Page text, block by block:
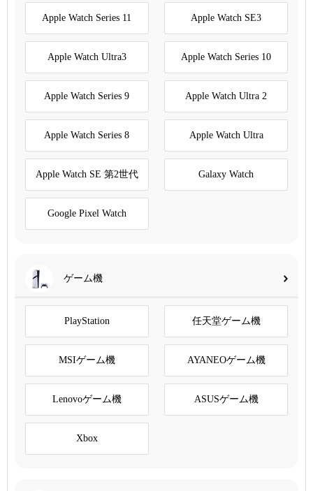
Apple Watch Series 11 Apple Watch SE3
Apple Watch Ultra3 Apple Watch Series 10
Apple Watch Series 9 Apple Watch Ultra 2
Apple Watch Series 8 Apple Watch Ultra
Apple Watch SE 第2世代 Galaxy Watch
Google Pixel Watch
ゲーム機
PlayStation 任天堂ゲーム機
MSIゲーム機 AYANEOゲーム機
Lenovoゲーム機 ASUSゲーム機
Xbox